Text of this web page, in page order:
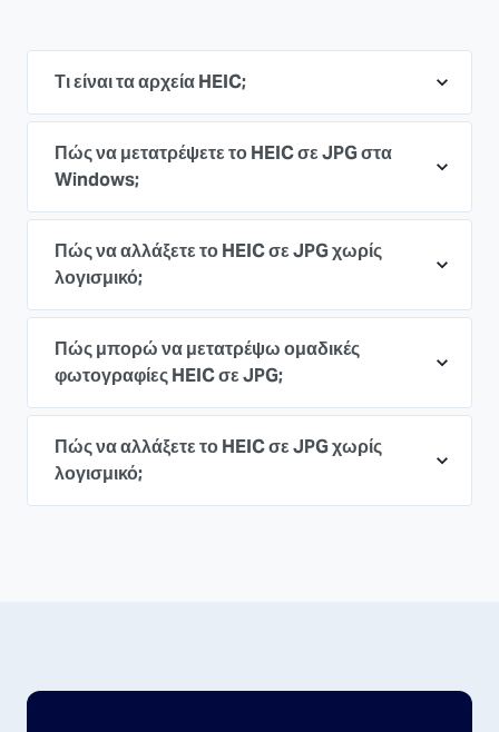
Τι είναι τα αρχεία HEIC;
Πώς να μετατρέψετε το HEIC σε JPG στα
Windows;
Πώς να αλλάξετε το HEIC σε JPG χωρίς
λογισμικό;
Πώς μπορώ να μετατρέψω ομαδικές
φωτογραφίες HEIC σε JPG;
Πώς να αλλάξετε το HEIC σε JPG χωρίς
λογισμικό;